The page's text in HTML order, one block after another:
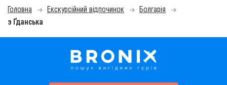
Головна Екскурсійний відпочинок
Болгарія
з Ґданська